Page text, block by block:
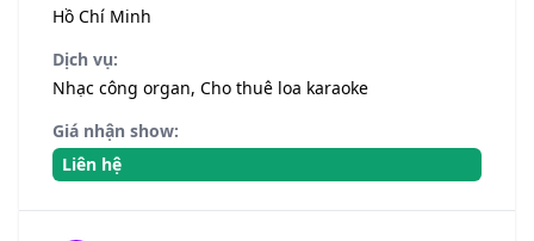
Hồ Chí Minh
Dịch vụ:
Nhạc công organ, Cho thuê loa karaoke
Giá nhận show:
Liên hệ